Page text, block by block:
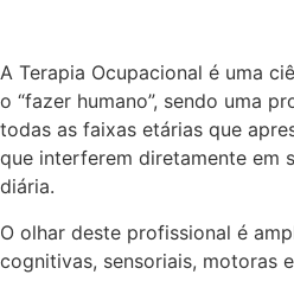
A Terapia Ocupacional é uma
o “fazer humano”, sendo uma
todas as faixas etárias que
que interferem diretamente em
diária.
O olhar deste profissional é
cognitivas, sensoriais, motoras